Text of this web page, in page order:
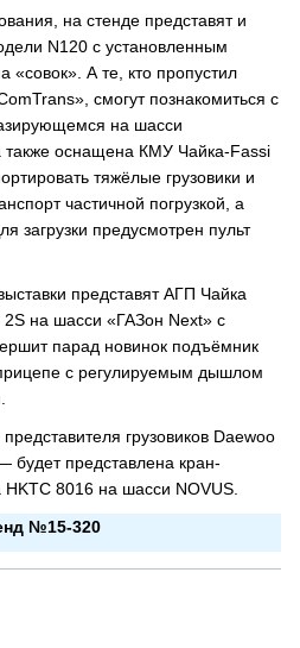
на стенде представят и
N120 с установленным
«совок». А те, кто пропустил
смогут познакомиться с
на шасси
оснащена КМУ Чайка-Fassi
тяжёлые грузовики и
частичной погрузкой, а
загрузки предусмотрен пульт
представят АГП Чайка
на шасси «ГАЗон Next» с
парад новинок подъёмник
с регулируемым дышлом
грузовиков Daewoo
представлена кран-
HKTС 8016 на шасси NOVUS.
№15-320